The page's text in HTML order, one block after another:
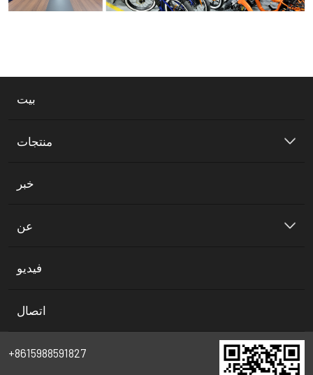
بيت
منتجات
خبر
عن
فيديو
اتصال
+8615988591827